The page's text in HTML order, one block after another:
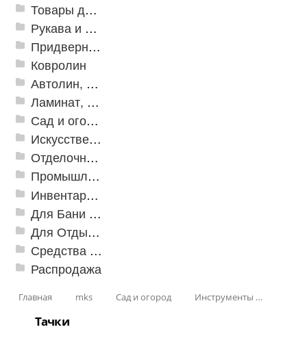
Товары для дома
Рукава и шланги промышленные
Придверные решетки
Ковролин
Автолин, Транслин, Линолеум
Ламинат, Кварцвиниловая плитка SPC
Сад и огород
Искусственная трава
Отделочные профили
Промышленный текстиль
Инвентарь для клининга
Для Бани и Сауны
Для Отдыха и Пикника
Средства от насекомых и садовых вредителей
Распродажа
Главная mks Сад и огород Инструменты для почвы
Тачки